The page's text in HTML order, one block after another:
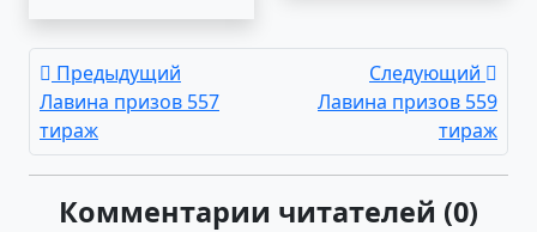
Предыдущий
Лавина призов 557
тираж
Следующий
Лавина призов 559
тираж
Комментарии читателей (0)